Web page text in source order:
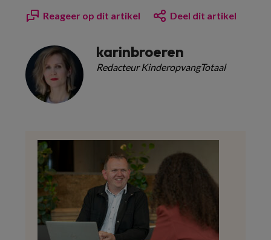
Reageer op dit artikel Deel dit artikel
karinbroeren
Redacteur KinderopvangTotaal